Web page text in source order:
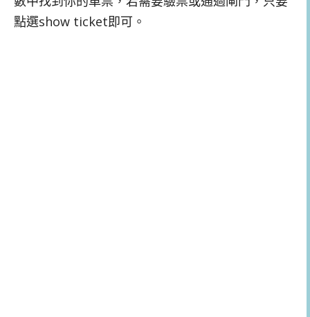
點選show ticket即可。